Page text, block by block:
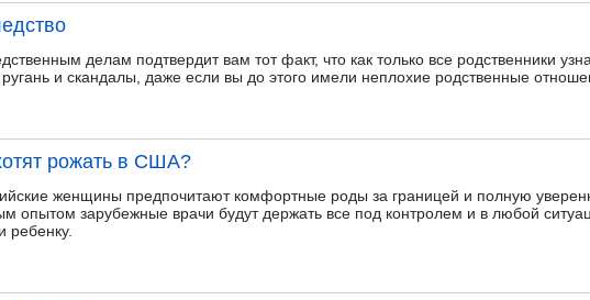
делам подтвердит вам тот факт, что как только все родственники
и скандалы, даже если вы до этого имели неплохие родственные
рожать в США?
женщины предпочитают комфортные роды за границей и полную
опытом зарубежные врачи будут держать все под контролем и в любой
ребенку.